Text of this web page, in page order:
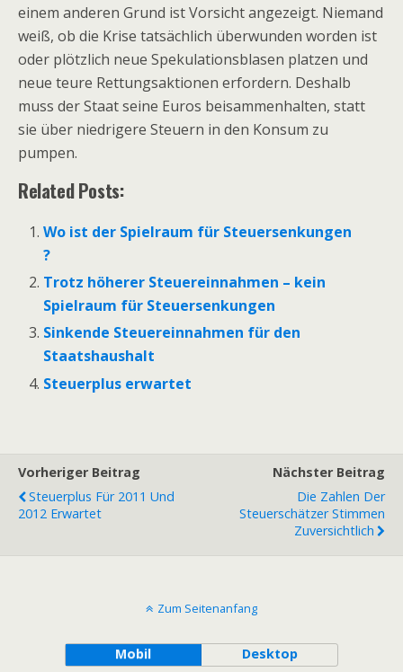
einem anderen Grund ist Vorsicht angezeigt. Niemand
weiß, ob die Krise tatsächlich überwunden worden ist
oder plötzlich neue Spekulationsblasen platzen und
neue teure Rettungsaktionen erfordern. Deshalb
muss der Staat seine Euros beisammenhalten, statt
sie über niedrigere Steuern in den Konsum zu
pumpen.
Related Posts:
Wo ist der Spielraum für Steuersenkungen
?
Trotz höherer Steuereinnahmen – kein
Spielraum für Steuersenkungen
Sinkende Steuereinnahmen für den
Staatshaushalt
Steuerplus erwartet
Vorheriger Beitrag
Steuerplus Für 2011 Und
2012 Erwartet
Nächster Beitrag
Die Zahlen Der
Steuerschätzer Stimmen
Zuversichtlich
Zum Seitenanfang
Mobil Desktop